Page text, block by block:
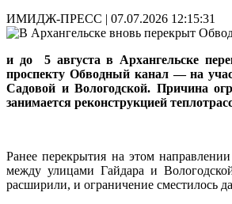
ИМИДЖ-ПРЕСС | 07.07.2026 12:15:31
и до 5 августа в Архангельске
проспекту Обводный канал — на
Садовой и Вологодской. Причина
занимается реконструкцией
Ранее перекрытия на этом направлении
между улицами Гайдара и
расширили, и ограничение сместилось